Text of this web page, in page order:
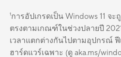
¹การอัปเกรดเป็น Windows 11
ตรงตามเกณฑ์ในช่วงปลายปี
เวลาแตกต่างกันไปตามอุปกรณ์ ฟี
ฮาร์ดแวร์เฉพาะ (ดู aka.ms/